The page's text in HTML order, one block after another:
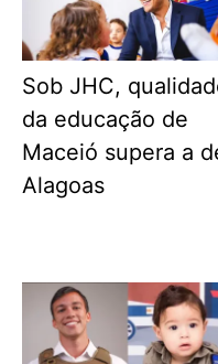
Sob JHC,
da educação de
Maceió supera a
Alagoas